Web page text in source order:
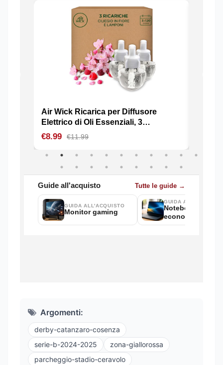
Argomenti:
derby-catanzaro-cosenza
serie-b-2024-2025
zona-giallorossa
parcheggio-stadio-ceravolo